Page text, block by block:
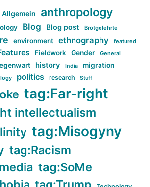
Allgemein anthropology
Blog Blog post Brotgelehrte
environment ethnography featured
Fieldwork Gender General
history India migration
politics research Stuff
tag:Far-right
intellectualism
tag:Misogyny
tag:Racism
tag:SoMe